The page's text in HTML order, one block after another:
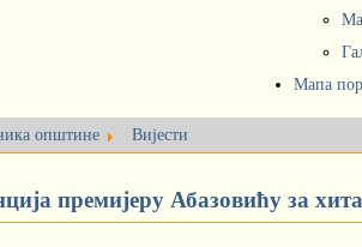
Мапа
oпштине Вијести
премијеру Абазовићу за